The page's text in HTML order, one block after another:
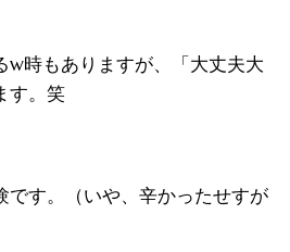
w時もありますが、「大丈夫大
す。笑
です。（いや、辛かったせすが